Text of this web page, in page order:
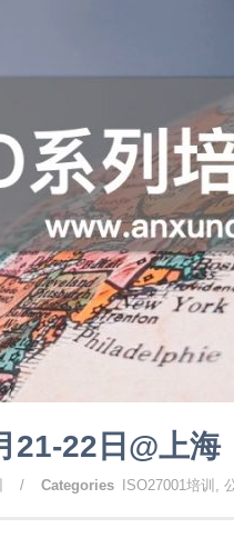
21-22日@上海
/ Categories ISO27001培训 ,